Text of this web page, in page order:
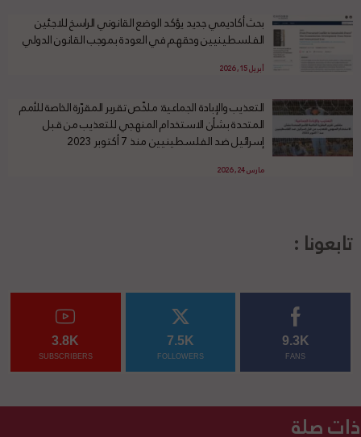
بحث أكاديمي جديد يؤكد الوضع القانوني الراسخ للاجئين
الفلسطينيين وحقهم في العودة بموجب القانون الدولي
أبريل 15, 2026
التعذيب والإبادة الجماعية: ملخّص تقرير المقرّرة الخاصة للأمم
المتحدة بشأن الاستخدام المنهجي للتعذيب من قبل
إسرائيل ضد الفلسطينيين منذ 7 أكتوبر 2023
مارس 24, 2026
تابعونا :
9.3K
FANS
7.5K
FOLLOWERS
3.8K
SUBSCRIBERS
ذات صلة